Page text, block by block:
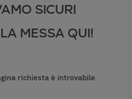
SICURI
MESSA QUI!
richiesta è introvabile.